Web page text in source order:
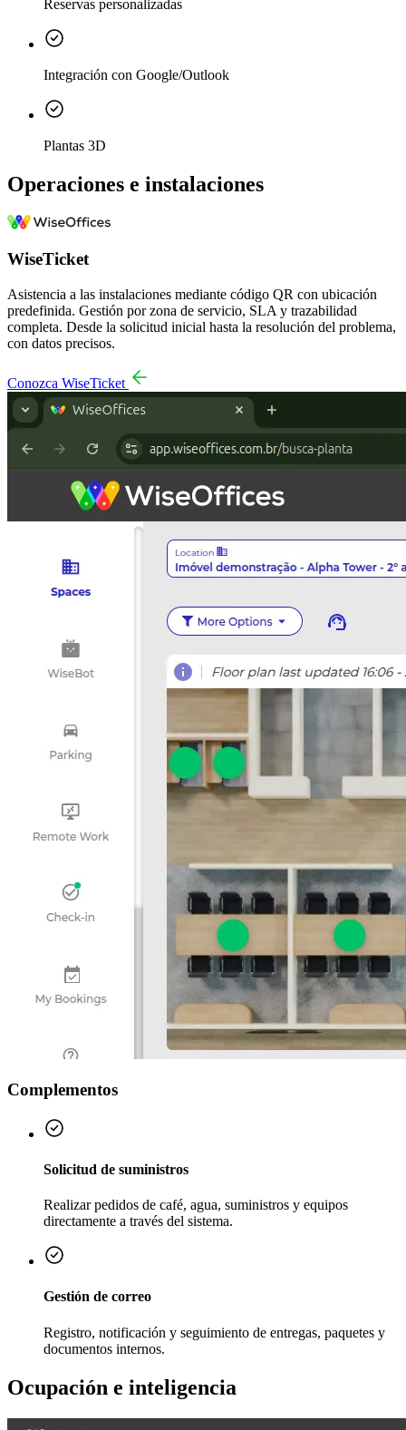
Reservas personalizadas
Integración con Google/Outlook
Plantas 3D
Operaciones e instalaciones
WiseTicket
Asistencia a las instalaciones mediante código QR con ubicación
predefinida. Gestión por zona de servicio, SLA y trazabilidad
completa. Desde la solicitud inicial hasta la resolución del problema,
con datos precisos.
Conozca WiseTicket
Complementos
Solicitud de suministros
Realizar pedidos de café, agua, suministros y equipos
directamente a través del sistema.
Gestión de correo
Registro, notificación y seguimiento de entregas, paquetes y
documentos internos.
Ocupación e inteligencia